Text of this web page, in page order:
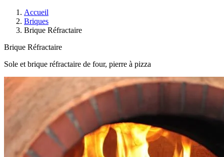
Accueil
Briques
Brique Réfractaire
Brique Réfractaire
Sole et brique réfractaire de four, pierre à pizza